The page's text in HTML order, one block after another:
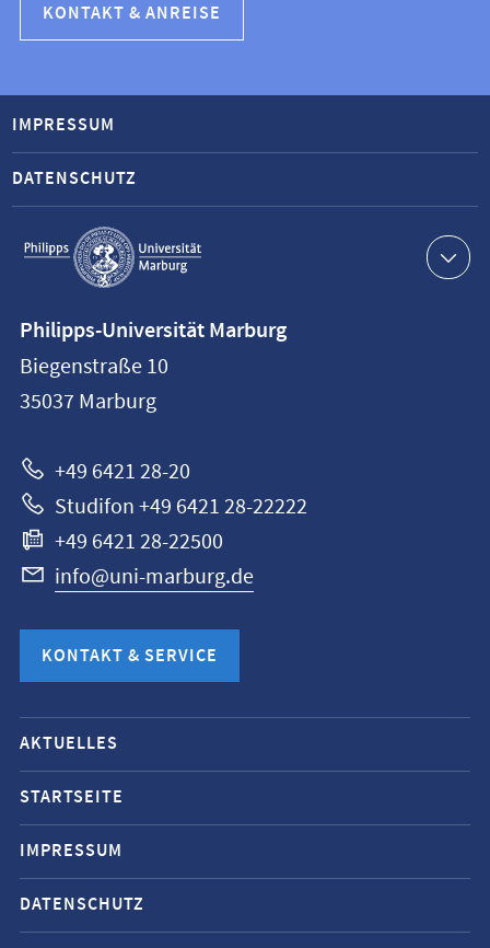
KONTAKT & ANREISE
Service-
Navigation
IMPRESSUM
DATENSCHUTZ
Philipps-
Universität
Marburg
Philipps-Universität Marburg
Biegenstraße 10
35037 Marburg
+49 6421 28-20
Studifon +49 6421 28-22222
+49 6421 28-22500
info@uni-marburg.de
KONTAKT & SERVICE
Mobile-
Service-
Navigation
und
Social
Media
Kontakte
AKTUELLES
STARTSEITE
IMPRESSUM
DATENSCHUTZ